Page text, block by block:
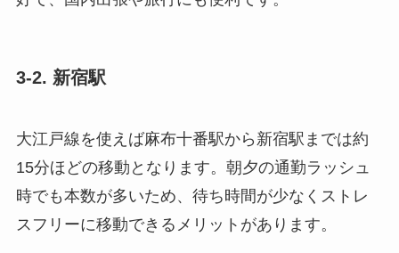
3-2. 新宿駅
大江戸線を使えば麻布十番駅から新宿駅までは約
15分ほどの移動となります。朝夕の通勤ラッシュ
時でも本数が多いため、待ち時間が少なくストレ
スフリーに移動できるメリットがあります。